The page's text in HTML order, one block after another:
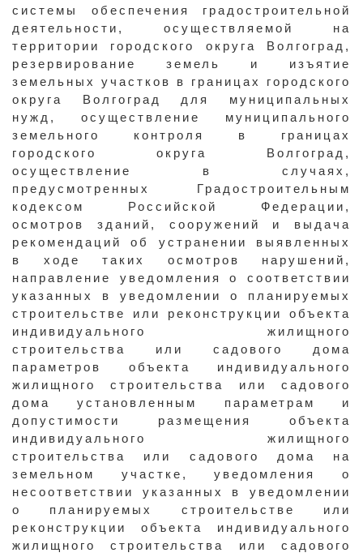
системы обеспечения градостроительной
деятельности, осуществляемой на
территории городского округа Волгоград,
резервирование земель и изъятие
земельных участков в границах городского
округа Волгоград для муниципальных
нужд, осуществление муниципального
земельного контроля в границах
городского округа Волгоград,
осуществление в случаях,
предусмотренных Градостроительным
кодексом Российской Федерации,
осмотров зданий, сооружений и выдача
рекомендаций об устранении выявленных
в ходе таких осмотров нарушений,
направление уведомления о соответствии
указанных в уведомлении о планируемых
строительстве или реконструкции объекта
индивидуального жилищного
строительства или садового дома
параметров объекта индивидуального
жилищного строительства или садового
дома установленным параметрам и
допустимости размещения объекта
индивидуального жилищного
строительства или садового дома на
земельном участке, уведомления о
несоответствии указанных в уведомлении
о планируемых строительстве или
реконструкции объекта индивидуального
жилищного строительства или садового